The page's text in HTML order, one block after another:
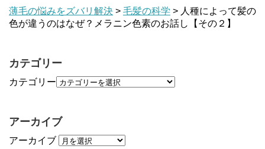
薄毛の悩みをズバリ解決 > 毛髪の科学 > 人種によって髪の
色が違うのはなぜ？メラニン色素のお話し【その２】
カテゴリー
カテゴリー
アーカイブ
アーカイブ